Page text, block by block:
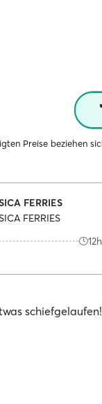
Preise beziehen
FERRIES
FERRIES